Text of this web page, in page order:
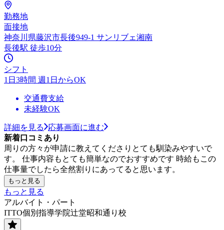
勤務地
面接地
神奈川県藤沢市長後949-1 サンリブェ湘南
長後駅 徒歩10分
シフト
1日3時間 週1日からOK
交通費支給
未経験OK
詳細を見る
応募画面に進む
新着口コミあり
周りの方々が申請に教えてくださりとても馴染みやすいで
す。 仕事内容もとても簡単なのでおすすめです 時給もこの
仕事量でしたら全然割りにあってると思います。
もっと見る
もっと見る
アルバイト・パート
ITTO個別指導学院辻堂昭和通り校